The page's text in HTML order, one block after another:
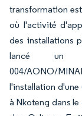
transformation
où l'activité
des installations
lancé un
004/AONO/
l'installation
à Nkoteng dans